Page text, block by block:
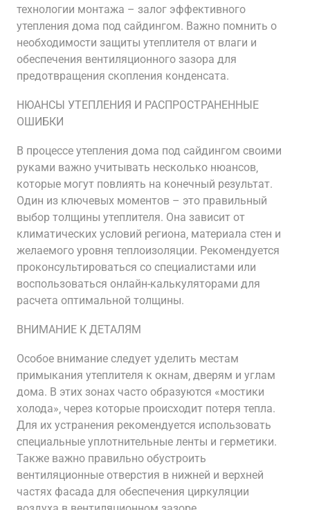
технологии монтажа – залог эффективного
утепления дома под сайдингом. Важно помнить о
необходимости защиты утеплителя от влаги и
обеспечения вентиляционного зазора для
предотвращения скопления конденсата.
НЮАНСЫ УТЕПЛЕНИЯ И РАСПРОСТРАНЕННЫЕ
ОШИБКИ
В процессе утепления дома под сайдингом своими
руками важно учитывать несколько нюансов‚
которые могут повлиять на конечный результат.
Один из ключевых моментов – это правильный
выбор толщины утеплителя. Она зависит от
климатических условий региона‚ материала стен и
желаемого уровня теплоизоляции. Рекомендуется
проконсультироваться со специалистами или
воспользоваться онлайн-калькуляторами для
расчета оптимальной толщины.
ВНИМАНИЕ К ДЕТАЛЯМ
Особое внимание следует уделить местам
примыкания утеплителя к окнам‚ дверям и углам
дома. В этих зонах часто образуются «мостики
холода»‚ через которые происходит потеря тепла.
Для их устранения рекомендуется использовать
специальные уплотнительные ленты и герметики.
Также важно правильно обустроить
вентиляционные отверстия в нижней и верхней
частях фасада для обеспечения циркуляции